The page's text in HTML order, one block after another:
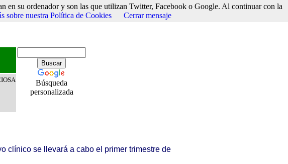
Búsqueda
personalizada
clínico se llevará a cabo el primer trimestre de
en su ordenador y son las que utilizan Twitter, Facebook o Google. Al continuar con la
sobre nuestra Política de Cookies Cerrar mensaje